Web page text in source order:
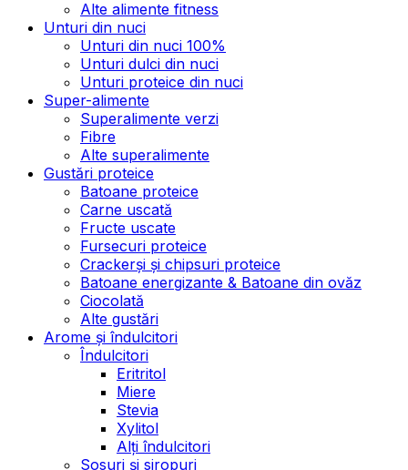
Alte alimente fitness
Unturi din nuci
Unturi din nuci 100%
Unturi dulci din nuci
Unturi proteice din nuci
Super-alimente
Superalimente verzi
Fibre
Alte superalimente
Gustări proteice
Batoane proteice
Carne uscată
Fructe uscate
Fursecuri proteice
Crackerși și chipsuri proteice
Batoane energizante & Batoane din ovăz
Ciocolată
Alte gustări
Arome și îndulcitori
Îndulcitori
Eritritol
Miere
Stevia
Xylitol
Alți îndulcitori
Sosuri și siropuri